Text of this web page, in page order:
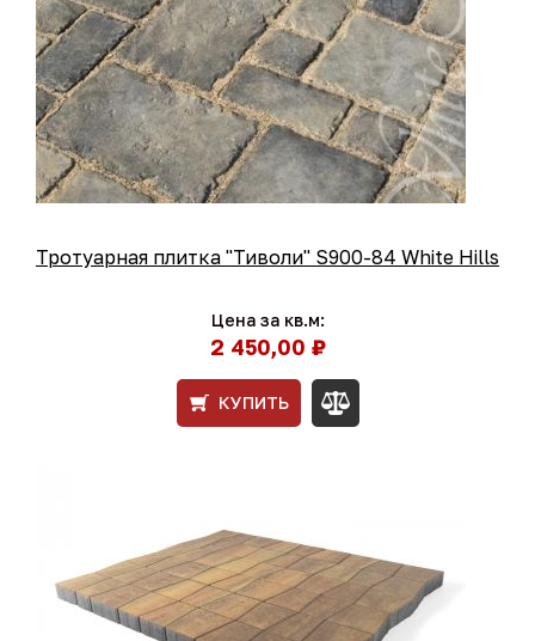
Тротуарная плитка "Тиволи" S900-84 White Hills
Цена за кв.м:
2 450,00 ₽
КУПИТЬ